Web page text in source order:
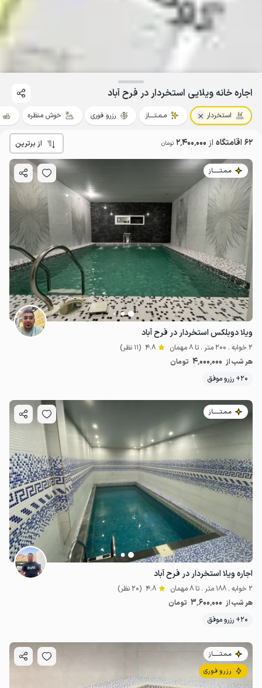
اجاره خانه ویلایی استخردار در فرح آباد
استخردار مـمـتــــاز رزرو فوری خوش منظره
62 اقامتگاه از 2٬400٬000 تومان از برترین
مـمـتــــــاز
ویلا دوبلکس استخردار در فرح آباد
2 خوابه . 200 متر . تا 8 مهمان 4.8 (11 نظر)
هر شب از 4٬000٬000 تومان
20+ رزرو موفق
مـمـتــــــاز
اجاره ویلا استخردار در فرح آباد
2 خوابه . 188 متر . تا 8 مهمان 4.8 (20 نظر)
هر شب از 3٬600٬000 تومان
20+ رزرو موفق
مـمـتــــــاز
رزرو فوری